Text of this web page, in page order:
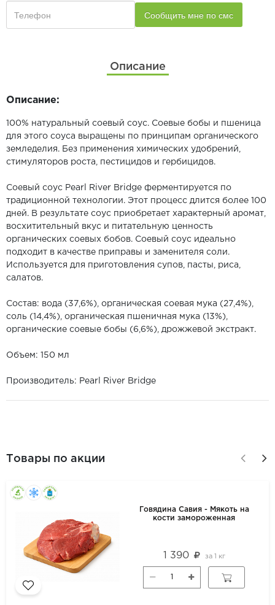
Описание
Описание:
100% натуральный соевый соус. Соевые бобы и пшеница
для этого соуса выращены по принципам органического
земледелия. Без применения химических удобрений,
стимуляторов роста, пестицидов и гербицидов.
Соевый соус Pearl River Bridge ферментируется по
традиционной технологии. Этот процесс длится более 100
дней. В результате соус приобретает характерный аромат,
восхитительный вкус и питательную ценность
органических соевых бобов. Соевый соус идеально
подходит в качестве приправы и заменителя соли.
Используется для приготовления супов, пасты, риса,
салатов.
Состав: вода (37,6%), органическая соевая мука (27,4%),
соль (14,4%), органическая пшеничная мука (13%),
органические соевые бобы (6,6%), дрожжевой экстракт.
Объем: 150 мл
Производитель: Pearl River Bridge
Товары по акции
Говядина Савия - Мякоть на
кости замороженная
1 390 за 1 кг